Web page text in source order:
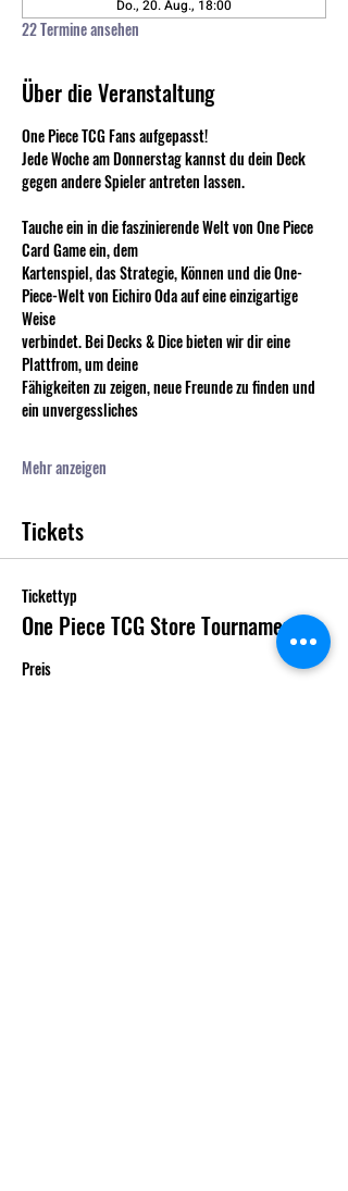
Do., 20. Aug., 18:00
22 Termine ansehen
Über die Veranstaltung
One Piece TCG Fans aufgepasst!
Jede Woche am Donnerstag kannst du dein Deck
gegen andere Spieler antreten lassen.
Tauche ein in die faszinierende Welt von One Piece
Card Game ein, dem
Kartenspiel, das Strategie, Können und die One-
Piece-Welt von Eichiro Oda auf eine einzigartige
Weise
verbindet. Bei Decks & Dice bieten wir dir eine
Plattfrom, um deine
Fähigkeiten zu zeigen, neue Freunde zu finden und
ein unvergessliches
Mehr anzeigen
Tickets
Tickettyp
One Piece TCG Store Tournament
Preis